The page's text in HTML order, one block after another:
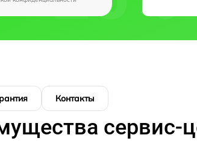
Контакты
сервис-